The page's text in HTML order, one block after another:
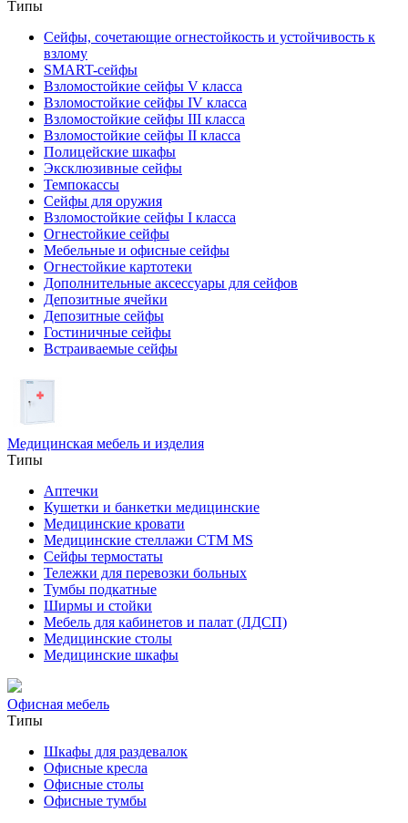
Типы
Сейфы, сочетающие огнестойкость и устойчивость к
взлому
SMART-сейфы
Взломостойкие сейфы V класса
Взломостойкие сейфы IV класса
Взломостойкие сейфы III класса
Взломостойкие сейфы II класса
Полицейские шкафы
Эксклюзивные сейфы
Темпокассы
Сейфы для оружия
Взломостойкие сейфы I класса
Огнестойкие сейфы
Мебельные и офисные сейфы
Огнестойкие картотеки
Дополнительные аксессуары для сейфов
Депозитные ячейки
Депозитные сейфы
Гостиничные сейфы
Встраиваемые сейфы
Медицинская мебель и изделия
Типы
Аптечки
Кушетки и банкетки медицинские
Медицинские кровати
Медицинские стеллажи CTM MS
Сейфы термостаты
Тележки для перевозки больных
Тумбы подкатные
Ширмы и стойки
Мебель для кабинетов и палат (ЛДСП)
Медицинские столы
Медицинские шкафы
Офисная мебель
Типы
Шкафы для раздевалок
Офисные кресла
Офисные столы
Офисные тумбы